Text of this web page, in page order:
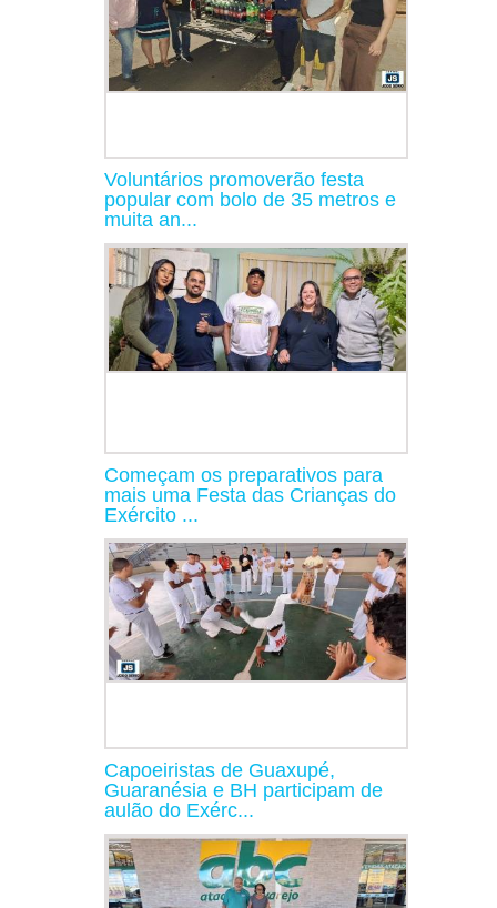
Voluntários promoverão festa
popular com bolo de 35 metros e
muita an...
Começam os preparativos para
mais uma Festa das Crianças do
Exército ...
Capoeiristas de Guaxupé,
Guaranésia e BH participam de
aulão do Exérc...